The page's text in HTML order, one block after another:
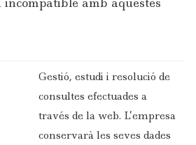
Gestió, estudi i resolució de
consultes efectuades a
través de la web. L’empresa
conservarà les seves dades